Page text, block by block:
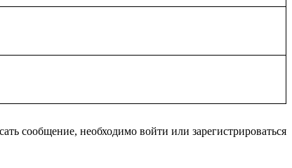
сообщение, необходимо войти или зарегистрироваться